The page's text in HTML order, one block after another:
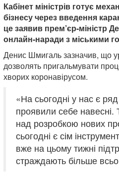
Кабінет міністрів готує
бізнесу через введення
це заявив прем’єр-міністр
онлайн-наради з міськими
Денис Шмигаль зазначив, що
дозволять пригальмувати
хворих коронавірусом.
«На сьогодні у нас є ряд
проявили себе
над розробкою нових
сьогодні є сім
вже на цьому тижні
страждають більше